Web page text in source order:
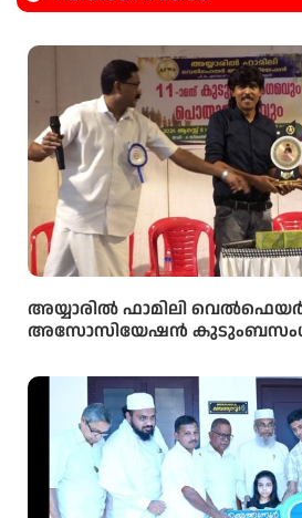
അയ്യാരിൽ ഫാമിലി
അസോസിയേഷൻ